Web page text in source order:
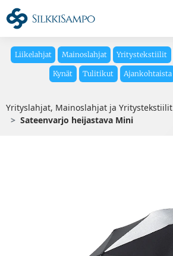
Liikelahjat Mainoslahjat Yritystekstiilit
Kynät Tulitikut Ajankohtaista
Yrityslahjat, Mainoslahjat ja Yritystekstiilit
Sateenvarjo heijastava Mini